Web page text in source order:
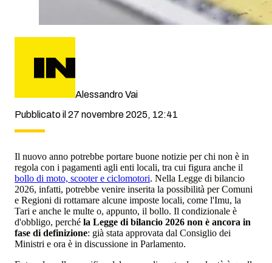
Alessandro Vai
Pubblicato il 27 novembre 2025, 12:41
Il nuovo anno potrebbe portare buone notizie per chi non è in
regola con i pagamenti agli enti locali, tra cui figura anche il
bollo di moto, scooter e ciclomotori. Nella Legge di bilancio
2026, infatti, potrebbe venire inserita la possibilità per Comuni
e Regioni di rottamare alcune imposte locali, come l'Imu, la
Tari e anche le multe o, appunto, il bollo. Il condizionale è
d'obbligo, perché la Legge di bilancio 2026 non è ancora in
fase di definizione: già stata approvata dal Consiglio dei
Ministri e ora è in discussione in Parlamento.